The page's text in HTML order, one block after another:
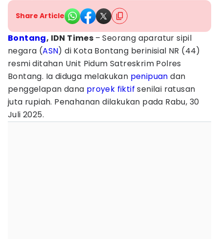
Share Article
Bontang, IDN Times – Seorang aparatur sipil
negara (ASN) di Kota Bontang berinisial NR (44)
resmi ditahan Unit Pidum Satreskrim Polres
Bontang. Ia diduga melakukan penipuan dan
penggelapan dana proyek fiktif senilai ratusan
juta rupiah. Penahanan dilakukan pada Rabu, 30
Juli 2025.